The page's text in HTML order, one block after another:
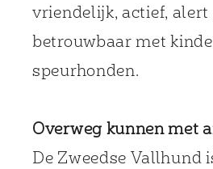
vriendelijk, actief,
betrouwbaar met
speurhonden.
Overweg kunnen met
De Zweedse Vallhund